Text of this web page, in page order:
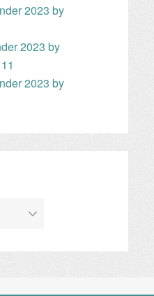
2023 by
2023 by
2023 by